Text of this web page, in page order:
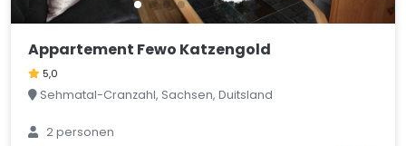
Appartement Fewo Katzengold
5,0
Sehmatal-Cranzahl, Sachsen, Duitsland
2 personen